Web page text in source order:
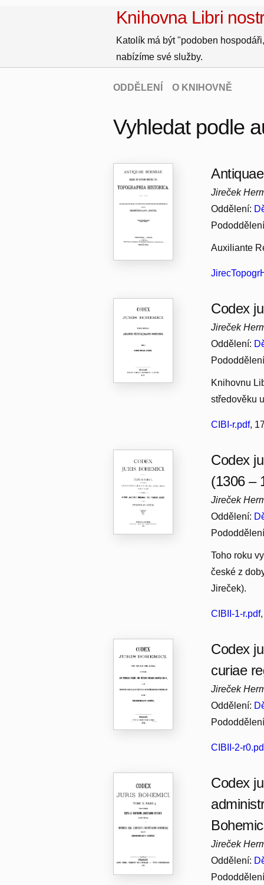
Knihovna Libri
Katolík má být "podoben
nabízíme své služby.
ODDĚLENÍ O KNIHOVNĚ
Vyhledat podle
Jireček
Oddělení:
Auxiliante
Codex
Jireček
Oddělení:
Knihovnu
středověku
CIBI-r.pdf,
Codex
(1306 –
Jireček
Oddělení:
Toho roku
české z
Jireček).
CIBII-1-r.pdf
Codex
curiae
Jireček
Oddělení:
CIBII-2-
Codex
Jireček
Oddělení: